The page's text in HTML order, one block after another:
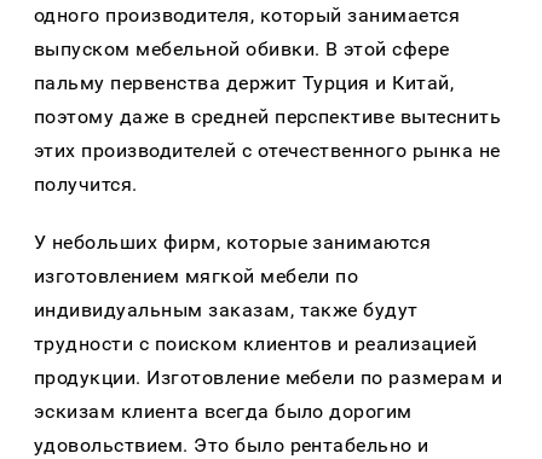
одного производителя, который занимается
выпуском мебельной обивки. В этой сфере
пальму первенства держит Турция и Китай,
поэтому даже в средней перспективе вытеснить
этих производителей с отечественного рынка не
получится.
У небольших фирм, которые занимаются
изготовлением мягкой мебели по
индивидуальным заказам, также будут
трудности с поиском клиентов и реализацией
продукции. Изготовление мебели по размерам и
эскизам клиента всегда было дорогим
удовольствием. Это было рентабельно и